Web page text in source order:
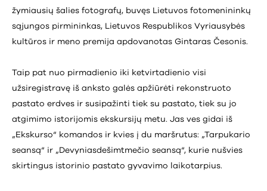
žymiausių šalies fotografų, buvęs Lietuvos fotomenininkų
sąjungos pirmininkas, Lietuvos Respublikos Vyriausybės
kultūros ir meno premija apdovanotas Gintaras Česonis.
Taip pat nuo pirmadienio iki ketvirtadienio visi
užsiregistravę iš anksto galės apžiūrėti rekonstruoto
pastato erdves ir susipažinti tiek su pastato, tiek su jo
atgimimo istorijomis ekskursijų metu. Jas ves gidai iš
„Ekskurso“ komandos ir kvies į du maršrutus: „Tarpukario
seansą“ ir „Devyniasdešimtmečio seansą“, kurie nušvies
skirtingus istorinio pastato gyvavimo laikotarpius.